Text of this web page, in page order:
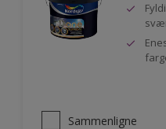
Sammenligne